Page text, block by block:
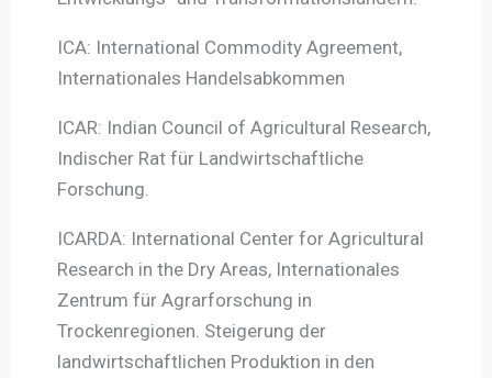
ICA: International Commodity Agreement,
Internationales Handelsabkommen
ICAR: Indian Council of Agricultural Research,
Indischer Rat für Landwirtschaftliche
Forschung.
ICARDA: International Center for Agricultural
Research in the Dry Areas, Internationales
Zentrum für Agrarforschung in
Trockenregionen. Steigerung der
landwirtschaftlichen Produktion in den